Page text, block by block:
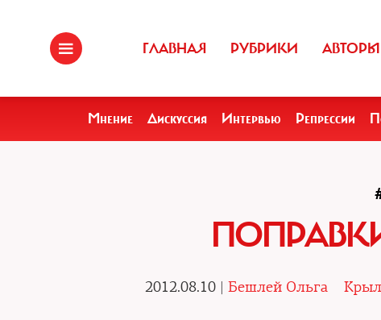
ГЛАВНАЯ РУБРИКИ АВТОРЫ
Мнение Дискуссия Интервью Репрессии
2012.08.10 | Бешлей Ольга